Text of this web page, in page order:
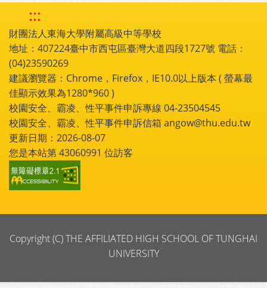
:::
財團法人東海大學附屬高級中等學校
地址：407224臺中市西屯區臺灣大道四段1727號 電話：
(04)23590269
建議瀏覽器：Chrome，Firefox，IE10.0以上版本 ( 螢幕最
佳顯示效果為1280*960 )
校園安全、霸凌、性平事件申訴專線 04-23504545
校園安全、霸凌、性平事件申訴信箱 angow@thu.edu.tw
更新日期：2026-08-07
您是本站第43060991 位訪客
Copyright (C) THE AFFILIATED HIGH SCHOOL OF TUNGHAI
UNIVERSITY